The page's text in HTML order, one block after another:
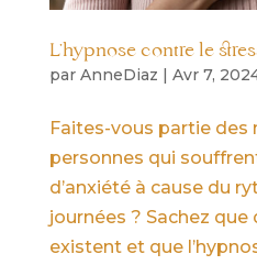
L’hypnose contre le
par AnneDiaz Avr 7,
Faites-vous partie des
personnes qui
d’anxiété à cause du
journées ? Sachez
existent et que